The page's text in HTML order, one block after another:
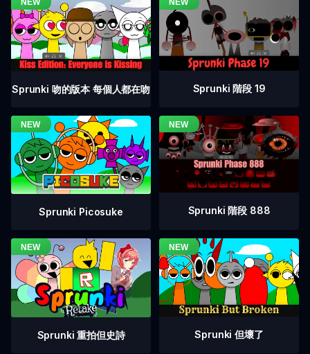
Sprunki 吻的版本 每個人都在吻 Sprunki 階段 19
Sprunki Picosuke Sprunki 階段 888
Sprunki 重拍但史詩 Sprunki 但壞了